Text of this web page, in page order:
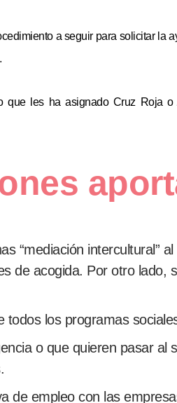
a seguir para solicitar la
que les ha asignado Cruz Roja
“mediación intercultural”
de acogida. Por otro lado,
los programas
o que quieren pasar
de empleo con las